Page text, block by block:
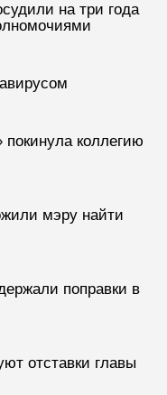
на три года
покинула коллегию
мэру найти
поправки в
отставки главы